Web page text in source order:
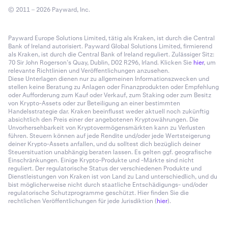
© 2011 – 2026 Payward, Inc.
Payward Europe Solutions Limited, tätig als Kraken, ist durch die Central
Bank of Ireland autorisiert. Payward Global Solutions Limited, firmierend
als Kraken, ist durch die Central Bank of Ireland reguliert. Zulässiger Sitz:
70 Sir John Rogerson’s Quay, Dublin, D02 R296, Irland. Klicken Sie hier, um
relevante Richtlinien und Veröffentlichungen anzusehen.
Diese Unterlagen dienen nur zu allgemeinen Informationszwecken und
stellen keine Beratung zu Anlagen oder Finanzprodukten oder Empfehlung
oder Aufforderung zum Kauf oder Verkauf, zum Staking oder zum Besitz
von Krypto-Assets oder zur Beteiligung an einer bestimmten
Handelsstrategie dar. Kraken beeinflusst weder aktuell noch zukünftig
absichtlich den Preis einer der angebotenen Kryptowährungen. Die
Unvorhersehbarkeit von Kryptovermögensmärkten kann zu Verlusten
führen. Steuern können auf jede Rendite und/oder jede Wertsteigerung
deiner Krypto-Assets anfallen, und du solltest dich bezüglich deiner
Steuersituation unabhängig beraten lassen. Es gelten ggf. geografische
Einschränkungen. Einige Krypto-Produkte und -Märkte sind nicht
reguliert. Der regulatorische Status der verschiedenen Produkte und
Dienstleistungen von Kraken ist von Land zu Land unterschiedlich, und du
bist möglicherweise nicht durch staatliche Entschädigungs- und/oder
regulatorische Schutzprogramme geschützt. Hier finden Sie die
rechtlichen Veröffentlichungen für jede Jurisdiktion (hier).